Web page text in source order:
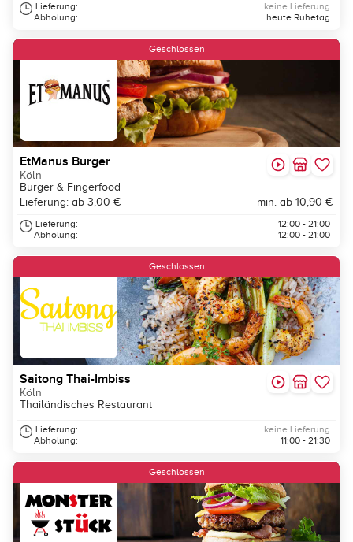
Lieferung:
Abholung:
keine Lieferung
heute Ruhetag
Geschlossen
EtManus Burger
Köln
Burger & Fingerfood
Lieferung: ab 3,00 €
min. ab 10,90 €
Lieferung:
Abholung:
12:00 - 21:00
12:00 - 21:00
Geschlossen
Saitong Thai-Imbiss
Köln
Thailändisches Restaurant
Lieferung:
Abholung:
keine Lieferung
11:00 - 21:30
Geschlossen